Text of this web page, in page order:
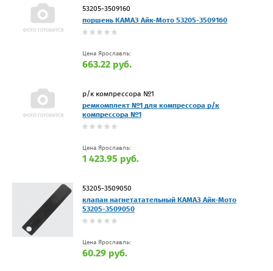
53205-3509160
поршень КАМАЗ Айк-Мото 53205-3509160
Цена Ярославль:
663.22 руб.
р/к компрессора №1
ремкомплект №1 для компрессора р/к
компрессора №1
Цена Ярославль:
1 423.95 руб.
53205-3509050
клапан нагнетатательный КАМАЗ Айк-Мото
53205-3509050
Цена Ярославль:
60.29 руб.